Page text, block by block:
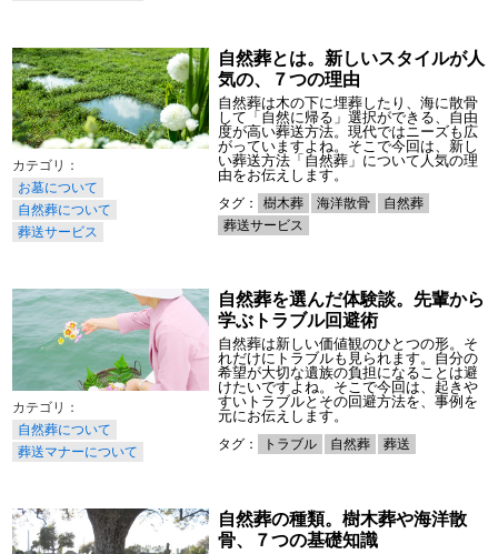
お墓について
自然葬について
葬送サービス
自然葬とは。新しいスタイルが人
気の、７つの理由
自然葬は木の下に埋葬したり、海に散骨
して「自然に帰る」選択ができる、自由
度が高い葬送方法。現代ではニーズも広
がっていますよね。そこで今回は、新し
い葬送方法「自然葬」について人気の理
由をお伝えします。
タグ： 樹木葬 海洋散骨
自然葬
葬送サービス
自然葬について
葬送マナーについて
自然葬を選んだ体験談。先輩から
学ぶトラブル回避術
自然葬は新しい価値観のひとつの形。そ
れだけにトラブルも見られます。自分の
希望が大切な遺族の負担になることは避
けたいですよね。そこで今回は、起きや
すいトラブルとその回避方法を、事例を
元にお伝えします。
タグ： トラブル 自然葬 葬送
自然葬の種類。樹木葬や海洋散
骨、７つの基礎知識